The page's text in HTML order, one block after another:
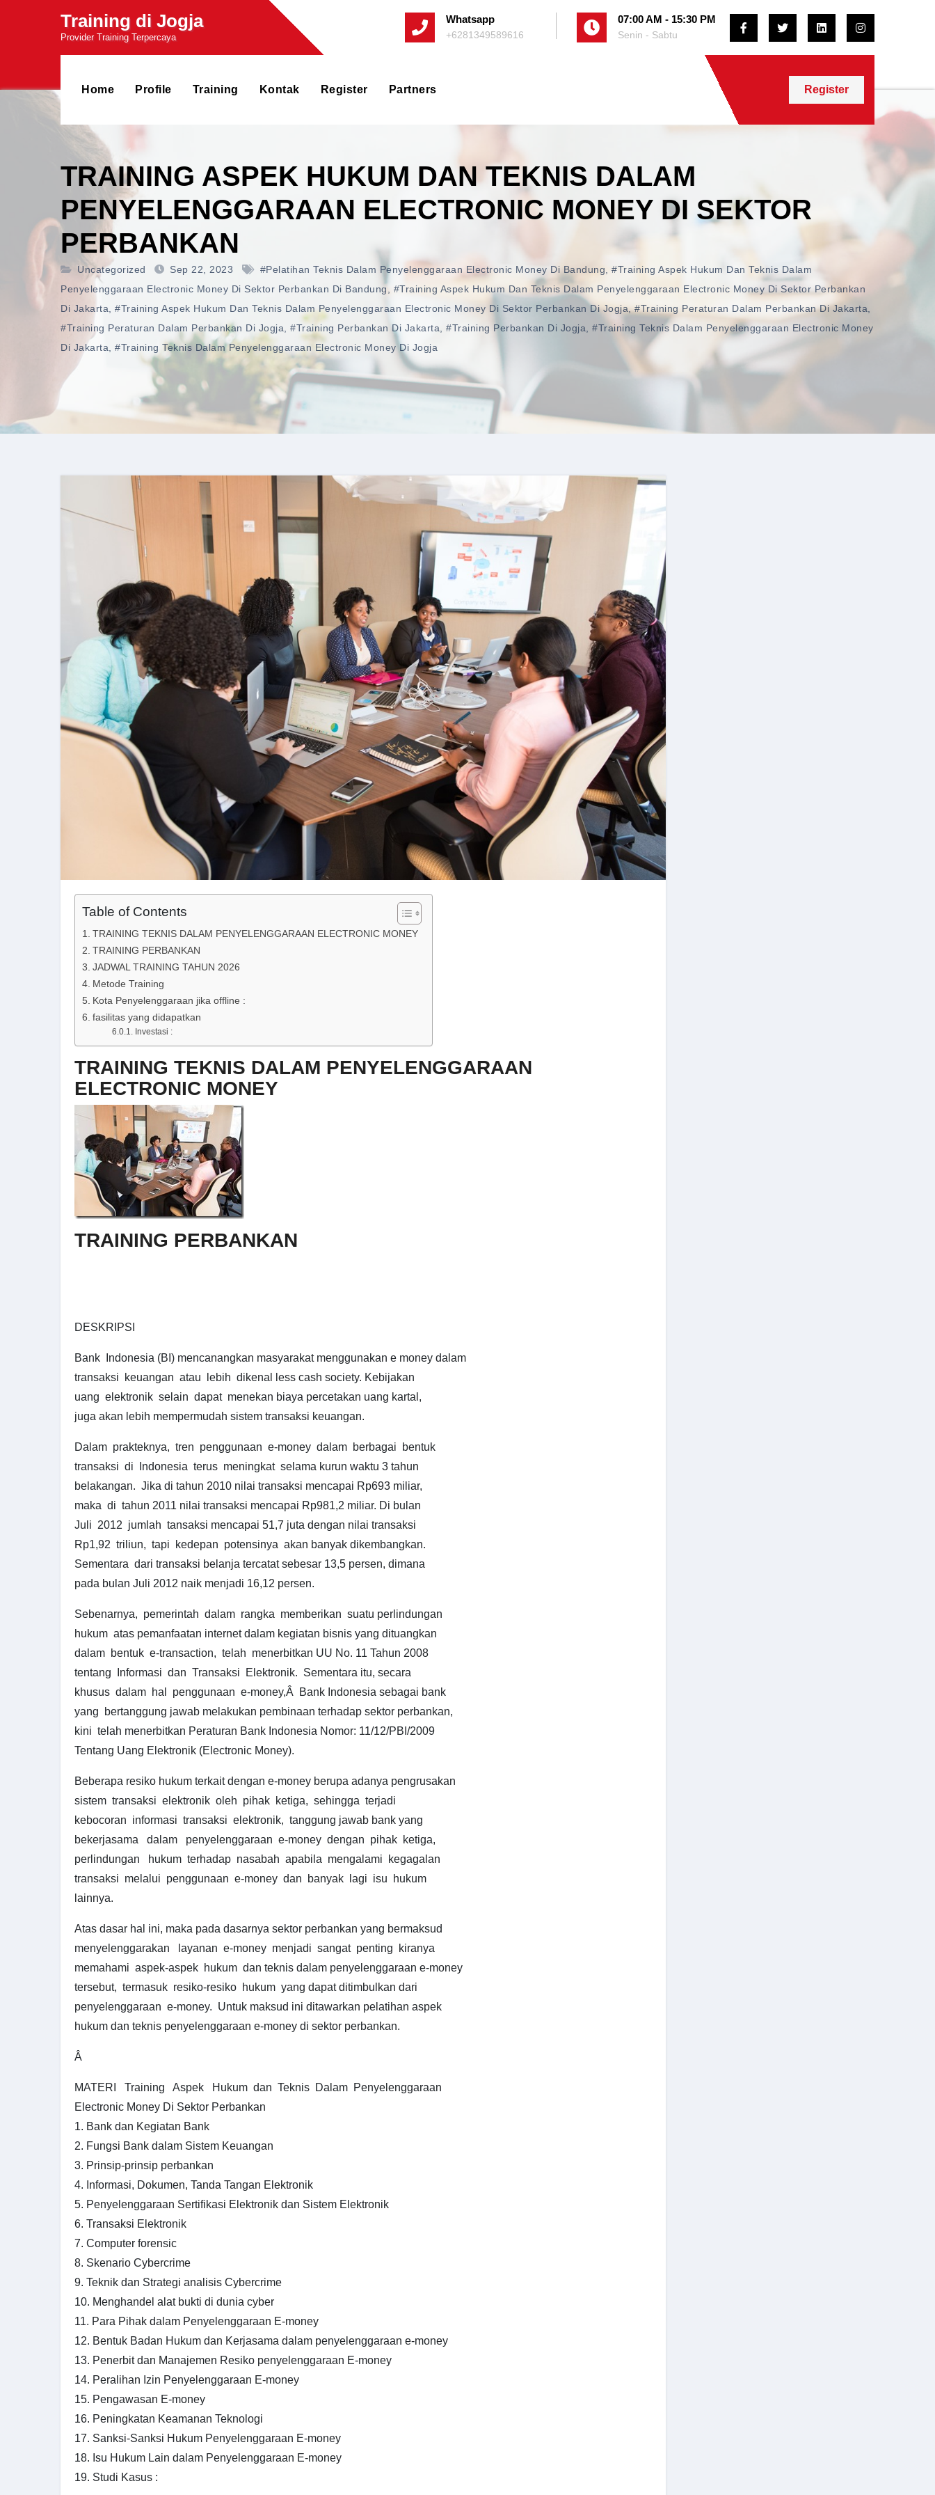
Training di Jogja
Provider Training Terpercaya
Whatsapp
+6281349589616
07:00 AM - 15:30 PM
Senin - Sabtu
Home Profile Training Kontak Register Partners Register
TRAINING ASPEK HUKUM DAN TEKNIS DALAM
PENYELENGGARAAN ELECTRONIC MONEY DI SEKTOR
PERBANKAN
Uncategorized Sep 22, 2023 #pelatihan Teknis Dalam Penyelenggaraan Electronic Money Di Bandung
#training Aspek Hukum Dan Teknis Dalam
Penyelenggaraan Electronic Money Di Sektor Perbankan Di Bandung
#training Aspek Hukum Dan Teknis Dalam Penyelenggaraan Electronic Money Di Sektor Perbankan
Di Jakarta
#training Aspek Hukum Dan Teknis Dalam Penyelenggaraan Electronic Money Di Sektor Perbankan Di Jogja,#training Peraturan Dalam Perbankan Di Jakarta
#training Peraturan Dalam Perbankan Di Jogja
#training Perbankan Di Jakarta #training Perbankan Di Jogja
#training Teknis Dalam Penyelenggaraan Electronic Money
Di Jakarta
#training Teknis Dalam Penyelenggaraan Electronic Money Di Jogja
Table of Contents
TRAINING TEKNIS DALAM PENYELENGGARAAN ELECTRONIC MONEY
TRAINING PERBANKAN
JADWAL TRAINING TAHUN 2026
Metode Training
Kota Penyelenggaraan jika offline :
fasilitas yang didapatkan
Investasi :
TRAINING TEKNIS DALAM PENYELENGGARAAN
ELECTRONIC MONEY
TRAINING PERBANKAN
DESKRIPSI
Bank Indonesia (BI) mencanangkan masyarakat menggunakan e money dalam
transaksi keuangan atau lebih dikenal less cash society. Kebijakan
uang elektronik selain dapat menekan biaya percetakan uang kartal,
juga akan lebih mempermudah sistem transaksi keuangan.
Dalam prakteknya, tren penggunaan e-money dalam berbagai bentuk
transaksi di Indonesia terus meningkat selama kurun waktu 3 tahun
belakangan. Jika di tahun 2010 nilai transaksi mencapai Rp693 miliar,
maka di tahun 2011 nilai transaksi mencapai Rp981,2 miliar. Di bulan
Juli 2012 jumlah tansaksi mencapai 51,7 juta dengan nilai transaksi
Rp1,92 triliun, tapi kedepan potensinya akan banyak dikembangkan.
Sementara dari transaksi belanja tercatat sebesar 13,5 persen, dimana
pada bulan Juli 2012 naik menjadi 16,12 persen.
Sebenarnya, pemerintah dalam rangka memberikan suatu perlindungan
hukum atas pemanfaatan internet dalam kegiatan bisnis yang dituangkan
dalam bentuk e-transaction, telah menerbitkan UU No. 11 Tahun 2008
tentang Informasi dan Transaksi Elektronik. Sementara itu, secara
khusus dalam hal penggunaan e-money,Â Bank Indonesia sebagai bank
yang bertanggung jawab melakukan pembinaan terhadap sektor perbankan,
kini telah menerbitkan Peraturan Bank Indonesia Nomor: 11/12/PBI/2009
Tentang Uang Elektronik (Electronic Money).
Beberapa resiko hukum terkait dengan e-money berupa adanya pengrusakan
sistem transaksi elektronik oleh pihak ketiga, sehingga terjadi
kebocoran informasi transaksi elektronik, tanggung jawab bank yang
bekerjasama dalam penyelenggaraan e-money dengan pihak ketiga,
perlindungan hukum terhadap nasabah apabila mengalami kegagalan
transaksi melalui penggunaan e-money dan banyak lagi isu hukum
lainnya.
Atas dasar hal ini, maka pada dasarnya sektor perbankan yang bermaksud
menyelenggarakan layanan e-money menjadi sangat penting kiranya
memahami aspek-aspek hukum dan teknis dalam penyelenggaraan e-money
tersebut, termasuk resiko-resiko hukum yang dapat ditimbulkan dari
penyelenggaraan e-money. Untuk maksud ini ditawarkan pelatihan aspek
hukum dan teknis penyelenggaraan e-money di sektor perbankan.
Â
MATERI Training Aspek Hukum dan Teknis Dalam Penyelenggaraan
Electronic Money Di Sektor Perbankan
1. Bank dan Kegiatan Bank
2. Fungsi Bank dalam Sistem Keuangan
3. Prinsip-prinsip perbankan
4. Informasi, Dokumen, Tanda Tangan Elektronik
5. Penyelenggaraan Sertifikasi Elektronik dan Sistem Elektronik
6. Transaksi Elektronik
7. Computer forensic
8. Skenario Cybercrime
9. Teknik dan Strategi analisis Cybercrime
10. Menghandel alat bukti di dunia cyber
11. Para Pihak dalam Penyelenggaraan E-money
12. Bentuk Badan Hukum dan Kerjasama dalam penyelenggaraan e-money
13. Penerbit dan Manajemen Resiko penyelenggaraan E-money
14. Peralihan Izin Penyelenggaraan E-money
15. Pengawasan E-money
16. Peningkatan Keamanan Teknologi
17. Sanksi-Sanksi Hukum Penyelenggaraan E-money
18. Isu Hukum Lain dalam Penyelenggaraan E-money
19. Studi Kasus :